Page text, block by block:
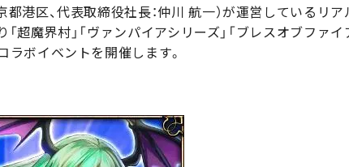
港区、代表取締役社長：仲川 航一）が運営しているリ
超魔界村」「ヴァンパイアシリーズ」「ブレスオブファイ
ボイベントを開催します。